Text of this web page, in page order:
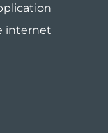
internet